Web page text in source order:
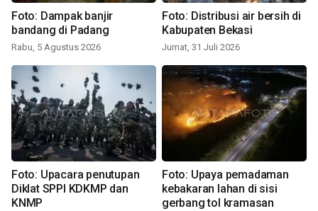
Foto: Dampak banjir
bandang di Padang
Rabu, 5 Agustus 2026
Foto: Distribusi air bersih di
Kabupaten Bekasi
Jumat, 31 Juli 2026
Foto: Upacara penutupan
Diklat SPPI KDKMP dan
KNMP
Foto: Upaya pemadaman
kebakaran lahan di sisi
gerbang tol kramasan